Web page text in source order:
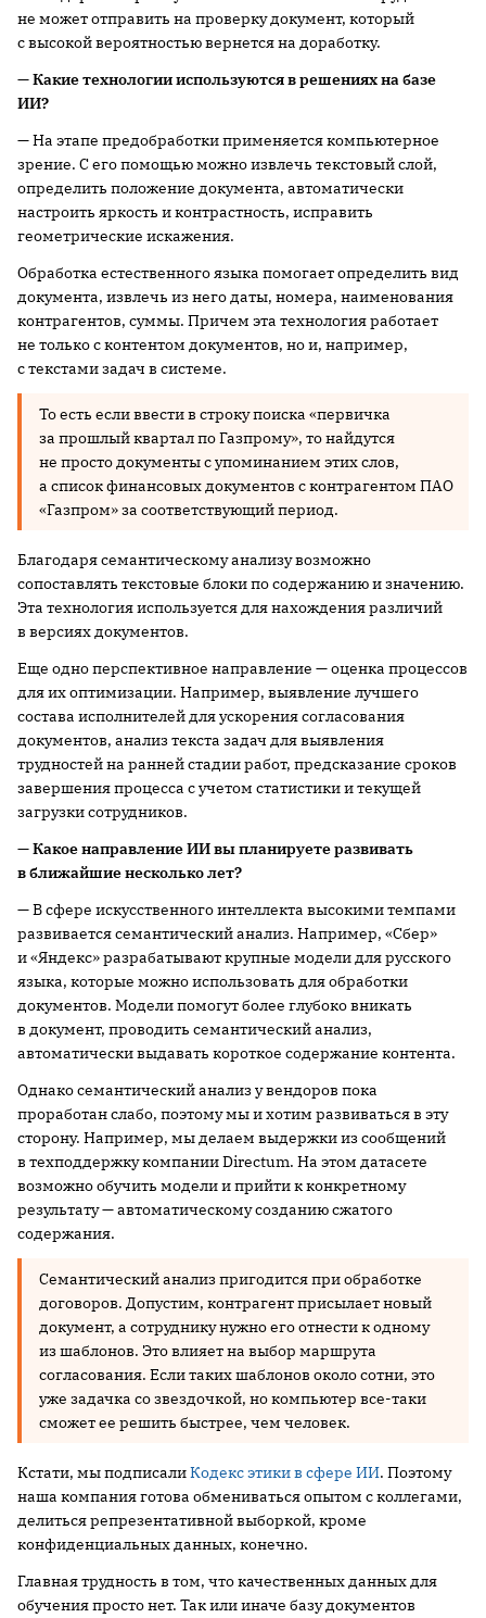
не может отправить на проверку документ, который
с высокой вероятностью вернется на доработку.
— Какие технологии используются в решениях на базе
ИИ?
— На этапе предобработки применяется компьютерное
зрение. С его помощью можно извлечь текстовый слой,
определить положение документа, автоматически
настроить яркость и контрастность, исправить
геометрические искажения.
Обработка естественного языка помогает определить вид
документа, извлечь из него даты, номера, наименования
контрагентов, суммы. Причем эта технология работает
не только с контентом документов, но и, например,
с текстами задач в системе.
То есть если ввести в строку поиска «первичка
за прошлый квартал по Газпрому», то найдутся
не просто документы с упоминанием этих слов,
а список финансовых документов с контрагентом ПАО
«Газпром» за соответствующий период.
Благодаря семантическому анализу возможно
сопоставлять текстовые блоки по содержанию и значению.
Эта технология используется для нахождения различий
в версиях документов.
Еще одно перспективное направление — оценка процессов
для их оптимизации. Например, выявление лучшего
состава исполнителей для ускорения согласования
документов, анализ текста задач для выявления
трудностей на ранней стадии работ, предсказание сроков
завершения процесса с учетом статистики и текущей
загрузки сотрудников.
— Какое направление ИИ вы планируете развивать
в ближайшие несколько лет?
— В сфере искусственного интеллекта высокими темпами
развивается семантический анализ. Например, «Сбер»
и «Яндекс» разрабатывают крупные модели для русского
языка, которые можно использовать для обработки
документов. Модели помогут более глубоко вникать
в документ, проводить семантический анализ,
автоматически выдавать короткое содержание контента.
Однако семантический анализ у вендоров пока
проработан слабо, поэтому мы и хотим развиваться в эту
сторону. Например, мы делаем выдержки из сообщений
в техподдержку компании Directum. На этом датасете
возможно обучить модели и прийти к конкретному
результату — автоматическому созданию сжатого
содержания.
Семантический анализ пригодится при обработке
договоров. Допустим, контрагент присылает новый
документ, а сотруднику нужно его отнести к одному
из шаблонов. Это влияет на выбор маршрута
согласования. Если таких шаблонов около сотни, это
уже задачка со звездочкой, но компьютер все-таки
сможет ее решить быстрее, чем человек.
Кстати, мы подписалиКодекс этики в сфере ИИ. Поэтому
наша компания готова обмениваться опытом с коллегами,
делиться репрезентативной выборкой, кроме
конфиденциальных данных, конечно.
Главная трудность в том, что качественных данных для
обучения просто нет. Так или иначе базу документов